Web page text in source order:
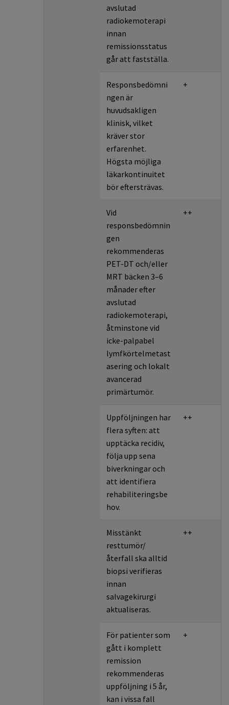
avslutad
radiokemoterapi
innan
remissionsstatus
går att fastställa.
Responsbedömni
ngen är
huvudsakligen
klinisk, vilket
kräver stor
erfarenhet.
Högsta möjliga
läkarkontinuitet
bör eftersträvas.
+
Vid
responsbedömnin
gen
rekommenderas
PET-DT och/eller
MRT bäcken 3–6
månader efter
avslutad
radiokemoterapi,
åtminstone vid
icke-palpabel
lymfkörtelmetast
asering och lokalt
avancerad
primärtumör.
++
Uppföljningen har
flera syften: att
upptäcka recidiv,
följa upp sena
biverkningar och
att identifiera
rehabiliteringsbe
hov.
++
Misstänkt
resttumör/
återfall ska alltid
biopsi verifieras
innan
salvagekirurgi
aktualiseras.
++
För patienter som
gått i komplett
remission
rekommenderas
uppföljning i 5 år,
kan i vissa fall
+